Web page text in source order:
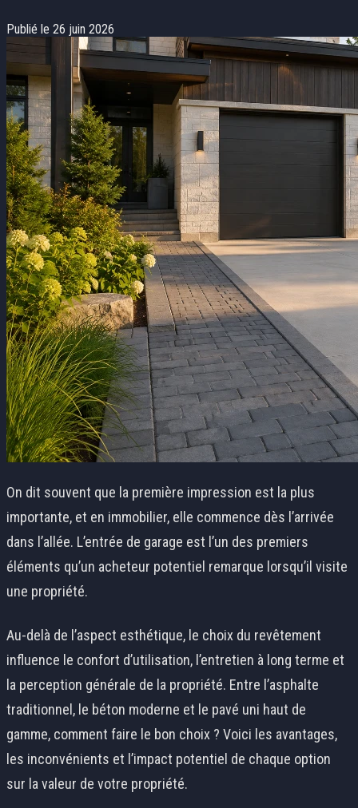
Publié le 26 juin 2026
On dit souvent que la première impression est la plus
importante, et en immobilier, elle commence dès l’arrivée
dans l’allée. L’entrée de garage est l’un des premiers
éléments qu’un acheteur potentiel remarque lorsqu’il visite
une propriété.
Au-delà de l’aspect esthétique, le choix du revêtement
influence le confort d’utilisation, l’entretien à long terme et
la perception générale de la propriété. Entre l’asphalte
traditionnel, le béton moderne et le pavé uni haut de
gamme, comment faire le bon choix ? Voici les avantages,
les inconvénients et l’impact potentiel de chaque option
sur la valeur de votre propriété.